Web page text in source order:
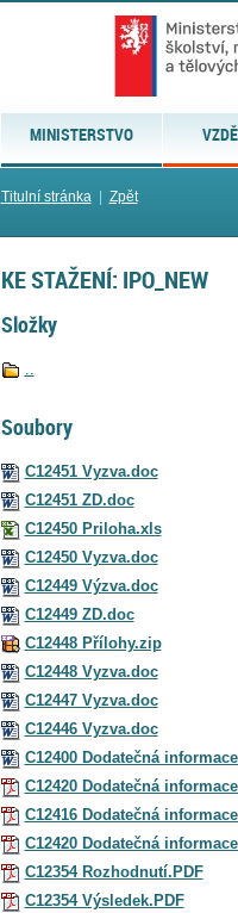
MINISTERSTVO
Titulní stránka| Zpět
KE STAŽENÍ: IPO_NEW
Složky
..
Soubory
C12451 Vyzva.doc
C12451 ZD.doc
C12450 Priloha.xls
C12450 Vyzva.doc
C12449 Výzva.doc
C12449 ZD.doc
C12448 Přílohy.zip
C12448 Vyzva.doc
C12447 Vyzva.doc
C12446 Vyzva.doc
C12400 Dodatečná
C12420 Dodatečná
C12416 Dodatečná
C12420 Dodatečná
C12354 Rozhodnutí.PDF
C12354 Výsledek.PDF